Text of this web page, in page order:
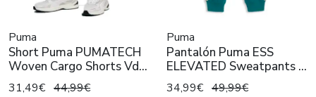
Puma
Short Puma PUMATECH
Woven Cargo Shorts Vd
Hombre
31,49€ 44,99€
Puma
Pantalón Puma ESS
ELEVATED Sweatpants Tq
Hombre
34,99€ 49,99€